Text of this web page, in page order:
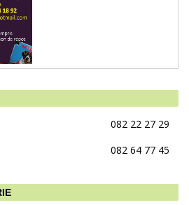
082 22 27 29
082 64 77 45